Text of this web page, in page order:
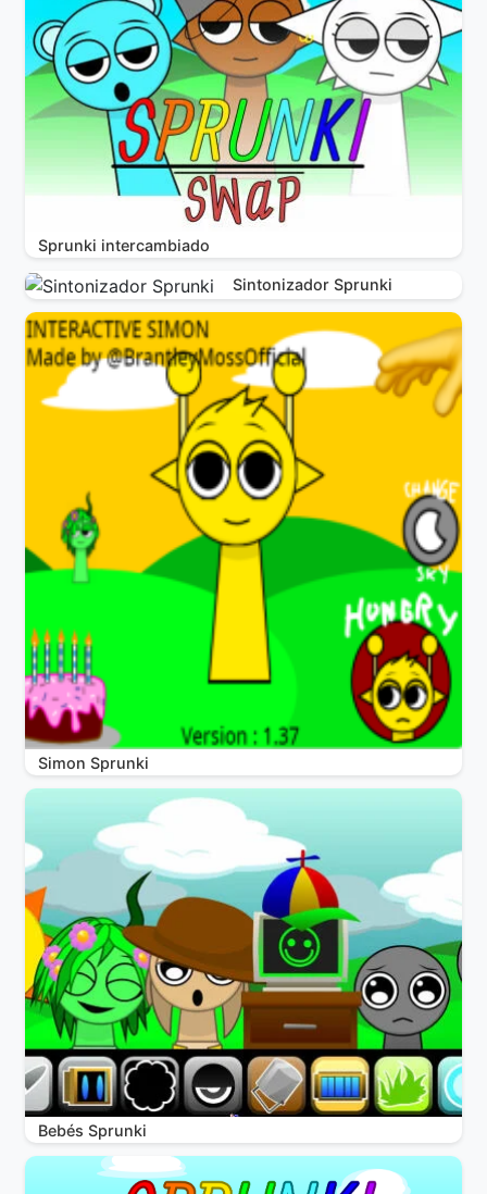
Sprunki intercambiado
Sintonizador Sprunki
Simon Sprunki
Bebés Sprunki